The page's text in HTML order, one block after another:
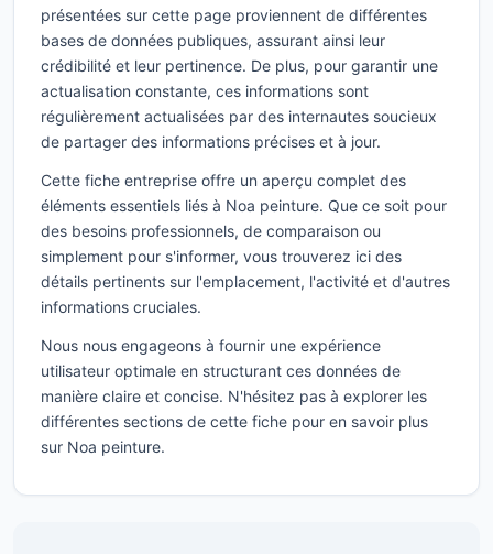
présentées sur cette page proviennent de différentes
bases de données publiques, assurant ainsi leur
crédibilité et leur pertinence. De plus, pour garantir une
actualisation constante, ces informations sont
régulièrement actualisées par des internautes soucieux
de partager des informations précises et à jour.
Cette fiche entreprise offre un aperçu complet des
éléments essentiels liés à Noa peinture. Que ce soit pour
des besoins professionnels, de comparaison ou
simplement pour s'informer, vous trouverez ici des
détails pertinents sur l'emplacement, l'activité et d'autres
informations cruciales.
Nous nous engageons à fournir une expérience
utilisateur optimale en structurant ces données de
manière claire et concise. N'hésitez pas à explorer les
différentes sections de cette fiche pour en savoir plus
sur Noa peinture.